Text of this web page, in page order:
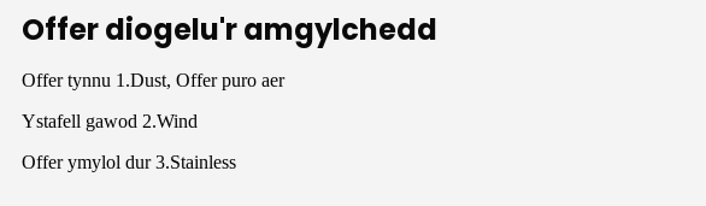
Offer diogelu'r amgylchedd
Offer tynnu 1.Dust, Offer puro aer
Ystafell gawod 2.Wind
Offer ymylol dur 3.Stainless